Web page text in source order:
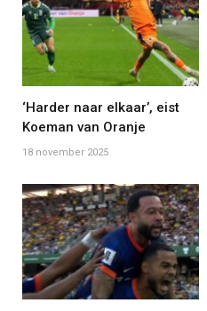
‘Harder naar elkaar’, eist
Koeman van Oranje
18 november 2025